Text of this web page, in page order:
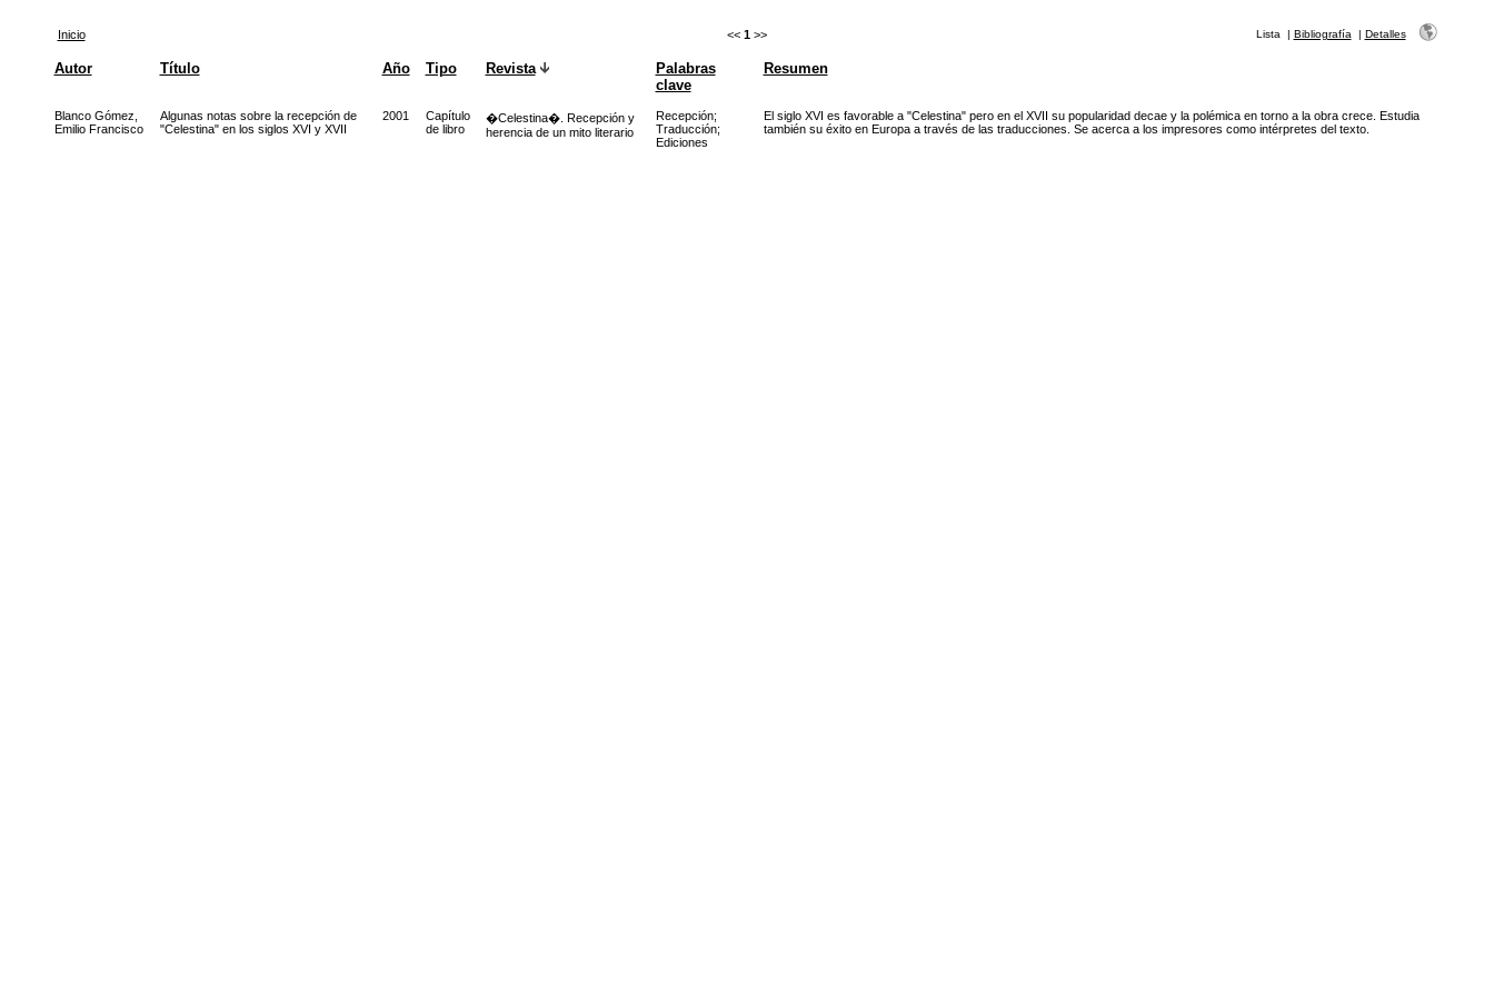
Inicio << 1 >> Lista | Bibliografía | Detalles
Autor Título Año Tipo Revista
Palabras
clave
Resumen
Blanco Gómez,
Emilio Francisco
Algunas notas sobre la recepción de
"Celestina" en los siglos XVI y XVII
2001
Capítulo
de libro
�Celestina�. Recepción y
herencia de un mito literario
Recepción;
Traducción;
Ediciones
El siglo XVI es favorable a "Celestina" pero en el XVII su popularidad decae y la polémica en torno a la obra crece. Estudia
también su éxito en Europa a través de las traducciones. Se acerca a los impresores como intérpretes del texto.